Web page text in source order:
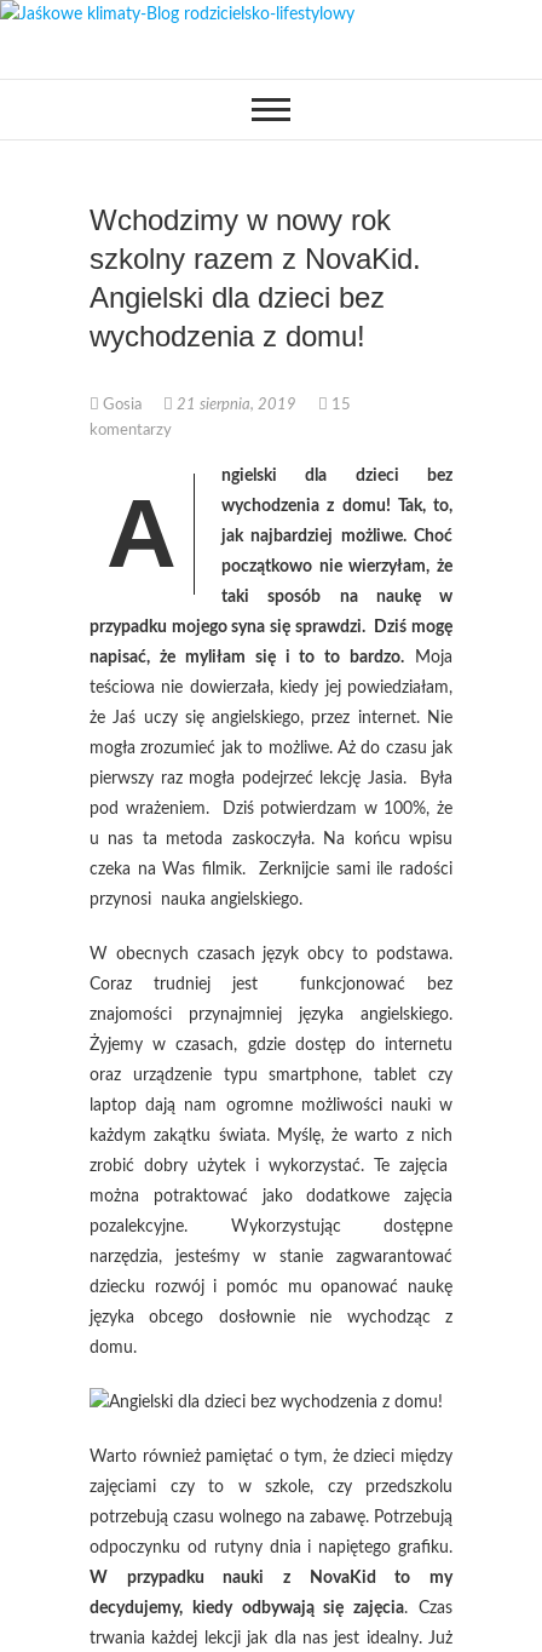
Skip
Jaśkowe klimaty-
Blog rodzicielsko-
lifestylowy
CIEKAWE PROJEKTY DIY Z
Wchodzimy w nowy rok
szkolny razem z NovaKid.
Angielski dla dzieci bez
wychodzenia z domu!
Gosia 21 sierpnia, 2019
15
komentarzy
A
ngielski dla dzieci bez
wychodzenia z domu! Tak, to,
jak najbardziej możliwe. Choć
początkowo nie wierzyłam, że
taki sposób na naukę w
przypadku mojego syna się sprawdzi. Dziś mogę
napisać, że myliłam się i to to bardzo. Moja
teściowa nie dowierzała, kiedy jej powiedziałam,
że Jaś uczy się angielskiego, przez internet. Nie
mogła zrozumieć jak to możliwe. Aż do czasu jak
pierwszy raz mogła podejrzeć lekcję Jasia. Była
pod wrażeniem. Dziś potwierdzam w 100%, że
u nas ta metoda zaskoczyła. Na końcu wpisu
czeka na Was filmik. Zerknijcie sami ile radości
przynosi nauka angielskiego.
W obecnych czasach język obcy to podstawa.
Coraz trudniej jest funkcjonować bez
znajomości przynajmniej języka angielskiego.
Żyjemy w czasach, gdzie dostęp do internetu
oraz urządzenie typu smartphone, tablet czy
laptop dają nam ogromne możliwości nauki w
każdym zakątku świata. Myślę, że warto z nich
zrobić dobry użytek i wykorzystać. Te zajęcia
można potraktować jako dodatkowe zajęcia
pozalekcyjne. Wykorzystując dostępne
narzędzia, jesteśmy w stanie zagwarantować
dziecku rozwój i pomóc mu opanować naukę
języka obcego dosłownie nie wychodząc z
domu.
Warto również pamiętać o tym, że dzieci między
zajęciami czy to w szkole, czy przedszkolu
potrzebują czasu wolnego na zabawę. Potrzebują
odpoczynku od rutyny dnia i napiętego grafiku.
W przypadku nauki z NovaKid to my
decydujemy, kiedy odbywają się zajęcia. Czas
trwania każdej lekcji jak dla nas jest idealny. Już